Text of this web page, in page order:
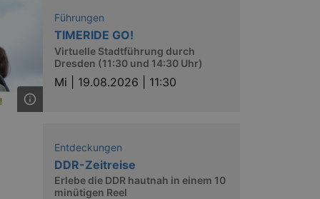
Führungen
TIMERIDE GO!
Virtuelle Stadtführung durch
Dresden (11:30 und 14:30 Uhr)
Mi | 19.08.2026 | 11:30
Entdeckungen
DDR-Zeitreise
Erlebe die DDR hautnah in einem 10
minütigen Reel
visitor cookie consent
to work properly.
Cross-Site Request Forgery
Cross-Site Request Forgery